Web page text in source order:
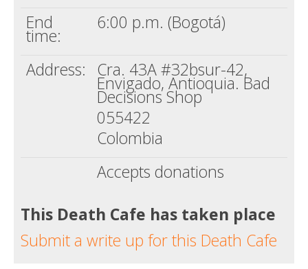
End
time:
6:00 p.m. (Bogotá)
Address: Cra. 43A #32bsur-42,
Envigado, Antioquia. Bad
Decisions Shop
055422
Colombia
Accepts donations
This Death Cafe has taken place
Submit a write up for this Death Cafe